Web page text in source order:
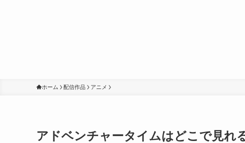
ホーム 配信作品 アニメ
アドベンチャータイムはどこで見れ